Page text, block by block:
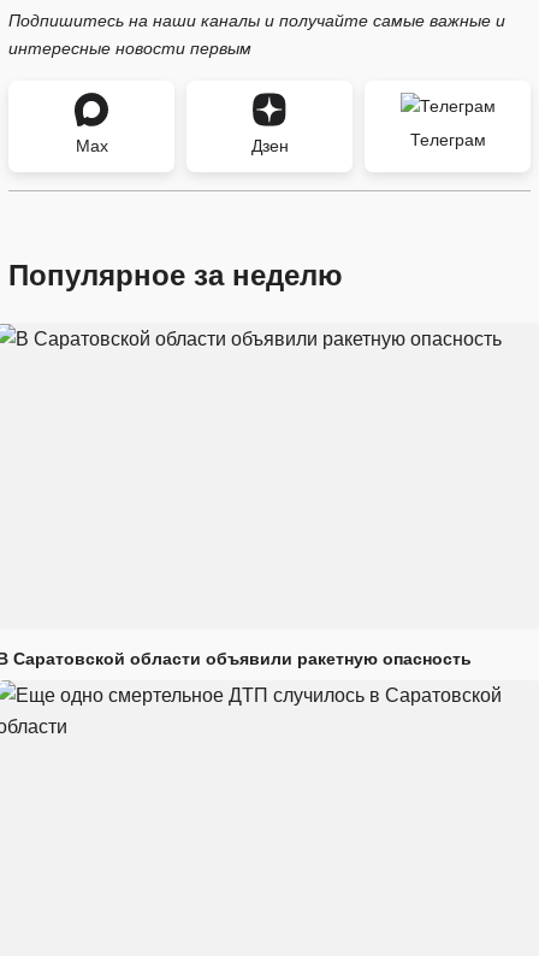
Подпишитесь на наши каналы и получайте самые важные и
интересные новости первым
Max Дзен Телеграм
Популярное за неделю
Саратовской области объявили ракетную опасность